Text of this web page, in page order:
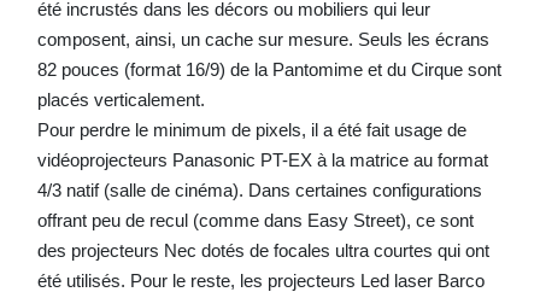
été incrustés dans les décors ou mobiliers qui leur
composent, ainsi, un cache sur mesure. Seuls les écrans
82 pouces (format 16/9) de la Pantomime et du Cirque sont
placés verticalement.
Pour perdre le minimum de pixels, il a été fait usage de
vidéoprojecteurs Panasonic PT-EX à la matrice au format
4/3 natif (salle de cinéma). Dans certaines configurations
offrant peu de recul (comme dans Easy Street), ce sont
des projecteurs Nec dotés de focales ultra courtes qui ont
été utilisés. Pour le reste, les projecteurs Led laser Barco